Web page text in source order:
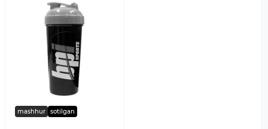
mashhur sotilgan